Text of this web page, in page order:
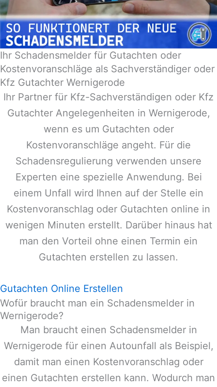
Ihr Schadensmelder für Gutachten oder
Kostenvoranschläge als Sachverständiger oder
Kfz Gutachter Wernigerode
Ihr Partner für Kfz-Sachverständigen oder Kfz
Gutachter Angelegenheiten in Wernigerode,
wenn es um Gutachten oder
Kostenvoranschläge angeht. Für die
Schadensregulierung verwenden unsere
Experten eine spezielle Anwendung. Bei
einem Unfall wird Ihnen auf der Stelle ein
Kostenvoranschlag oder Gutachten online in
wenigen Minuten erstellt. Darüber hinaus hat
man den Vorteil ohne einen Termin ein
Gutachten erstellen zu lassen.
Gutachten Online Erstellen
Wofür braucht man ein Schadensmelder in
Wernigerode?
Man braucht einen Schadensmelder in
Wernigerode für einen Autounfall als Beispiel,
damit man einen Kostenvoranschlag oder
einen Gutachten erstellen kann. Wodurch man